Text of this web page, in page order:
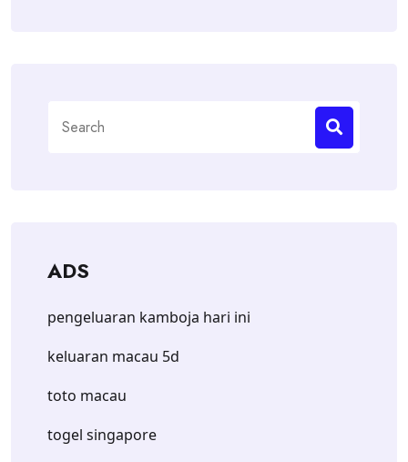
for:
ADS
pengeluaran kamboja hari ini
keluaran macau 5d
toto macau
togel singapore